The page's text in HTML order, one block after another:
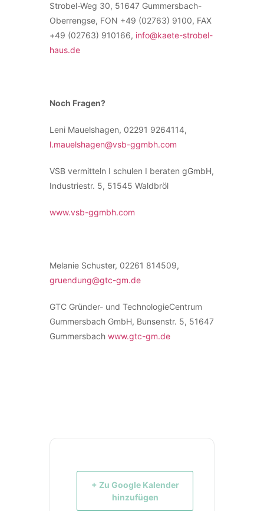
Strobel-Weg 30, 51647 Gummersbach-
Oberrengse, FON +49 (02763) 9100, FAX
+49 (02763) 910166, info@kaete-strobel-
haus.de
Noch Fragen?
Leni Mauelshagen, 02291 9264114,
l.mauelshagen@vsb-ggmbh.com
VSB vermitteln I schulen I beraten gGmbH,
Industriestr. 5, 51545 Waldbröl
www.vsb-ggmbh.com
Melanie Schuster, 02261 814509,
gruendung@gtc-gm.de
GTC Gründer- und TechnologieCentrum
Gummersbach GmbH, Bunsenstr. 5, 51647
Gummersbach www.gtc-gm.de
+ Zu Google Kalender
hinzufügen